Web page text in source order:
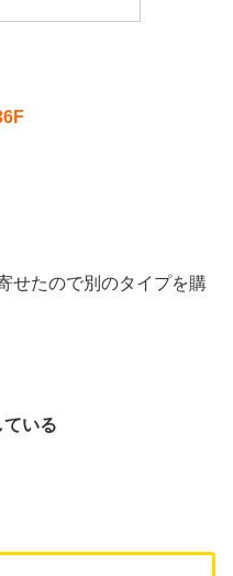
せたので別のタイプを購
いる